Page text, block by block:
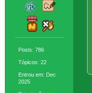
Posts: 786
Tópicos: 22
Entrou em: Dec
2025